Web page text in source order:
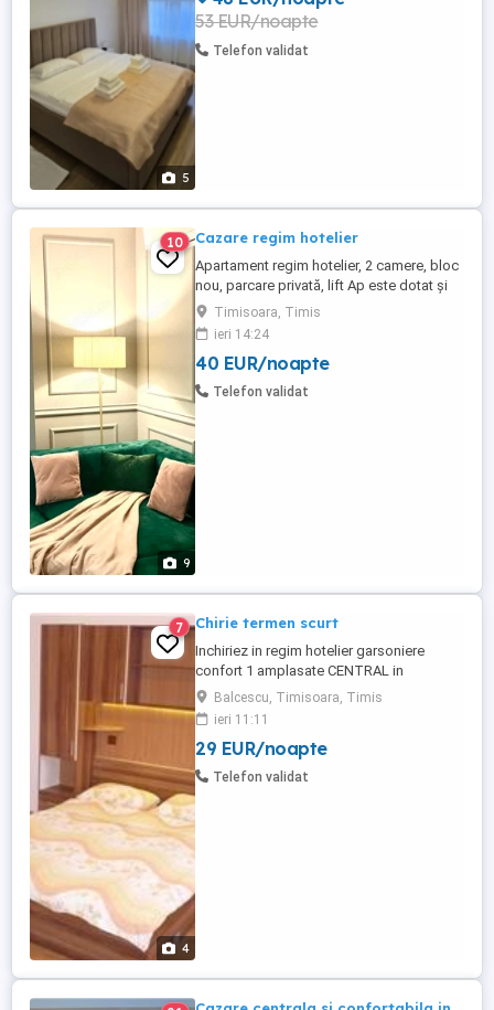
5
53 EUR/noapte
Telefon validat
9
10 Cazare regim hotelier
Apartament regim hotelier, 2 camere, bloc
nou, parcare privată, lift Ap este dotat și
utilat complet Tv smart, aparat de cafea,
toaster, microunde, veselă, lenjerii,
prosoape Capacitate de dormit 4 pers
Prețul pt o singură noapte este 300 lei
Negociabil pt mai multe zile 200 lei zi pt
Timisoara, Timis
ieri 14:24
40 EUR/noapte
Telefon validat
4
7 Chirie termen scurt
Inchiriez in regim hotelier garsoniere
confort 1 amplasate CENTRAL in
Timisoara, in zona Balcescu (1 km de
Piata Victoriei), situate aproape atat de
Universitatea de Vest & Politehnica cat si
de Spitalul Judetean, Maternitate sau
Oncohelp, amenajate modern cu finisaje
Balcescu, Timisoara, Timis
ieri 11:11
29 EUR/noapte
Telefon validat